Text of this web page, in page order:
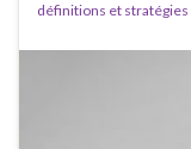
définitions et stratégies